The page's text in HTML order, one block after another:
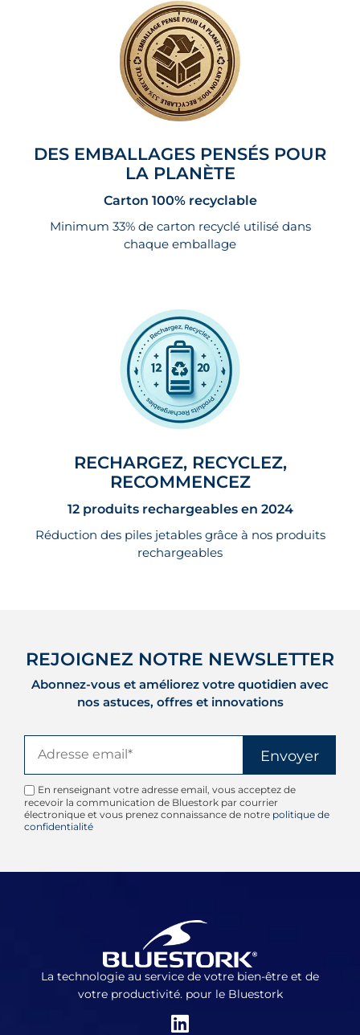
DES EMBALLAGES PENSÉS POUR
LA PLANÈTE
Carton 100% recyclable
Minimum 33% de carton recyclé utilisé dans
chaque emballage
RECHARGEZ, RECYCLEZ,
RECOMMENCEZ
12 produits rechargeables en 2024
Réduction des piles jetables grâce à nos produits
rechargeables
REJOIGNEZ NOTRE NEWSLETTER
Abonnez-vous et améliorez votre quotidien avec
nos astuces, offres et innovations
En renseignant votre adresse email, vous acceptez de
recevoir la communication de Bluestork par courrier
électronique et vous prenez connaissance de notre politique de
confidentialité
La technologie au service de votre bien-être et de
votre productivité. pour le Bluestork